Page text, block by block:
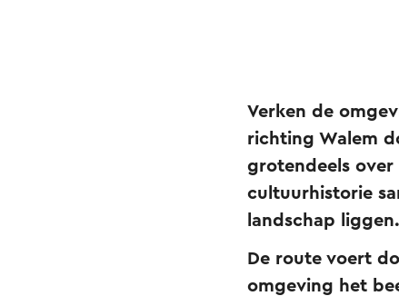
Verken de
richting Walem
grotendeels
cultuurhistorie
landschap liggen.
De route voert
omgeving het